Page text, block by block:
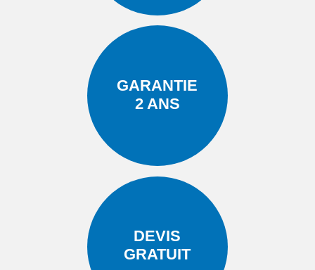
GARANTIE
2 ANS
DEVIS
GRATUIT